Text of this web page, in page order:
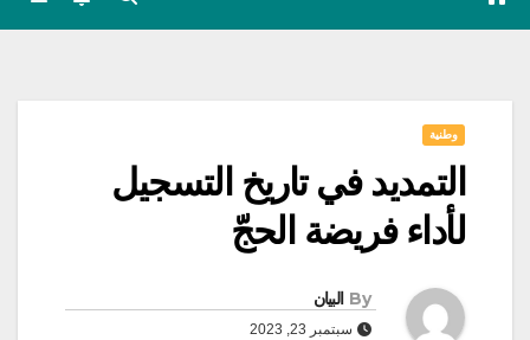
وطنية
التمديد في تاريخ التسجيل
لأداء فريضة الحجّ
By البيان
سبتمبر 23, 2023